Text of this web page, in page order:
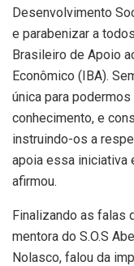
Desenvolvimento
e parabenizar a
Brasileiro de Apoio
Econômico (IBA).
única para
conhecimento, e
instruindo-os a
apoia essa iniciativa
afirmou.
Finalizando as falas
mentora do S.O.S
Nolasco, falou da